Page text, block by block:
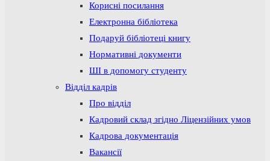
Корисні посилання
Електронна бібліотека
Подаруй бібліотеці книгу
Нормативні документи
ШІ в допомогу студенту
Відділ кадрів
Про відділ
Кадровий склад згідно Ліцензійних умов
Кадрова документація
Вакансії